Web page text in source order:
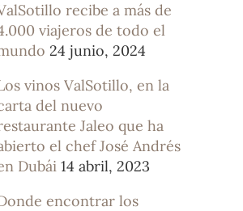
recibe a más de
viajeros de todo el
24 junio, 2024
vinos ValSotillo, en la
del nuevo
Jaleo que ha
el chef José Andrés
Dubái 14 abril, 2023
encontrar los